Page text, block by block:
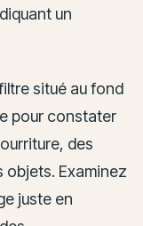
un
situé au fond
pour constater
des
objets. Examinez
juste en